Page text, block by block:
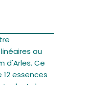
au
d'Arles. Ce
essences